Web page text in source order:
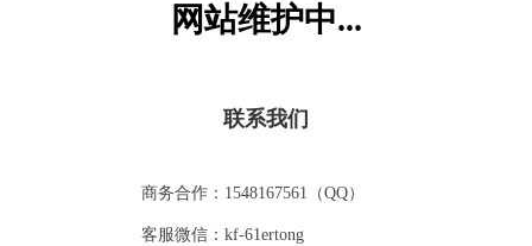
网站维护中...
联系我们
商务合作：1548167561（QQ）
客服微信：kf-61ertong